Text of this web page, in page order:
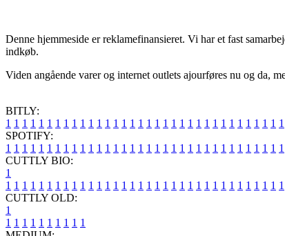
Denne hjemmeside er reklamefinansieret. Vi har et fast
indkøb.
Viden angående varer og internet outlets ajourføres nu og da,
BITLY:
1 1 1 1 1 1 1 1 1 1 1 1 1 1 1 1 1 1 1 1 1 1 1 1 1 1 1 1 1 1 1 1 1 1
SPOTIFY:
1 1 1 1 1 1 1 1 1 1 1 1 1 1 1 1 1 1 1 1 1 1 1 1 1 1 1 1 1 1 1 1 1 1
CUTTLY BIO:
1
1 1 1 1 1 1 1 1 1 1 1 1 1 1 1 1 1 1 1 1 1 1 1 1 1 1 1 1 1 1 1 1 1 1
CUTTLY OLD:
1
1 1 1 1 1 1 1 1 1 1